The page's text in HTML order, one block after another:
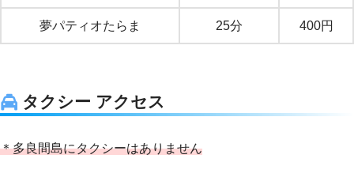
夢パティオたらま 25分 400円
タクシー アクセス
＊多良間島にタクシーはありません